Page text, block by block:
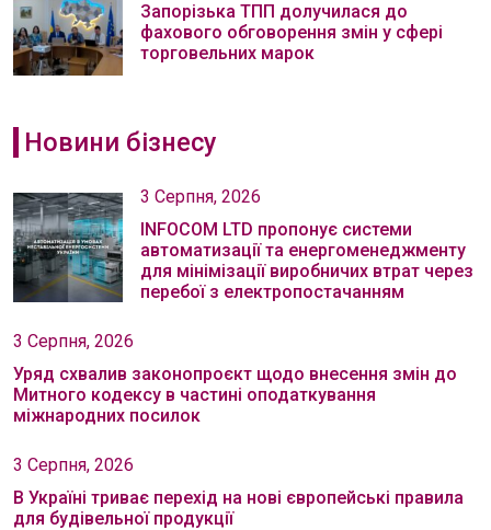
Запорізька ТПП долучилася до
фахового обговорення змін у сфері
торговельних марок
Новини бізнесу
3 Серпня, 2026
INFOCOM LTD пропонує системи
автоматизації та енергоменеджменту
для мінімізації виробничих втрат через
перебої з електропостачанням
3 Серпня, 2026
Уряд схвалив законопроєкт щодо внесення змін до
Митного кодексу в частині оподаткування
міжнародних посилок
3 Серпня, 2026
В Україні триває перехід на нові європейські правила
для будівельної продукції